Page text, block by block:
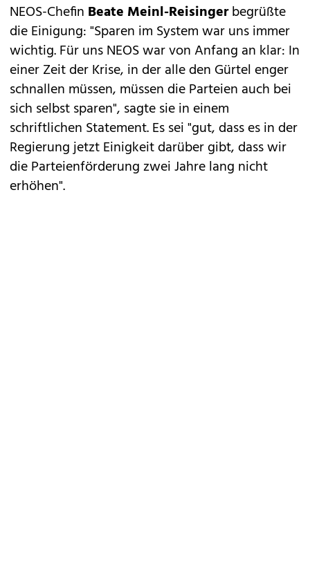
NEOS-Chefin Beate Meinl-Reisingerbegrüßte
die Einigung: "Sparen im System war uns immer
wichtig. Für uns NEOS war von Anfang an klar: In
einer Zeit der Krise, in der alle den Gürtel enger
schnallen müssen, müssen die Parteien auch bei
sich selbst sparen", sagte sie in einem
schriftlichen Statement. Es sei "gut, dass es in der
Regierung jetzt Einigkeit darüber gibt, dass wir
die Parteienförderung zwei Jahre lang nicht
erhöhen".